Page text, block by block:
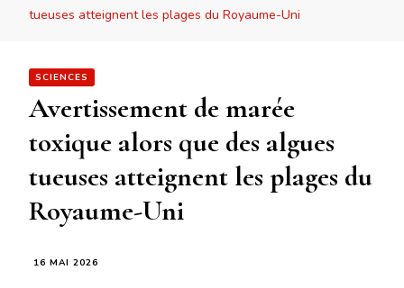
tueuses atteignent les plages du Royaume-Uni
SCIENCES
Avertissement de marée
toxique alors que des algues
tueuses atteignent les plages du
Royaume-Uni
16 MAI 2026